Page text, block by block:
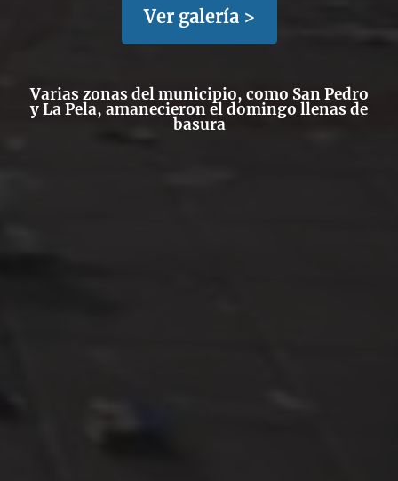
Ver galería >
Varias zonas del municipio, como San Pedro
y La Pela, amanecieron el domingo llenas de
basura